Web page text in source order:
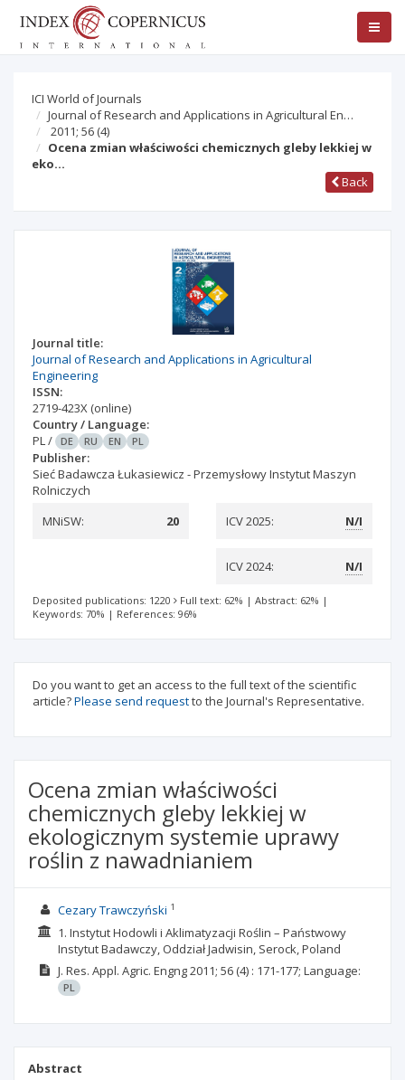
ICI World of Journals
Journal of Research and Applications in Agricultural En…
2011; 56 (4)
Ocena zmian właściwości chemicznych gleby lekkiej w
eko…
Back
Journal title:
Journal of Research and Applications in Agricultural
Engineering
ISSN:
2719-423X (online)
Country / Language:
PL/ DE RU EN PL
Publisher:
Sieć Badawcza Łukasiewicz - Przemysłowy Instytut Maszyn
Rolniczych
MNiSW:
20 ICV 2025: N/I
ICV 2024: N/I
Deposited publications: 1220 Full text: 62% | Abstract: 62% |
Keywords: 70% | References: 96%
Do you want to get an access to the full text of the scientific
article?Please send requestto the Journal's Representative.
Ocena zmian właściwości
chemicznych gleby lekkiej w
ekologicznym systemie uprawy
roślin z nawadnianiem
Cezary Trawczyński 1
1. Instytut Hodowli i Aklimatyzacji Roślin – Państwowy
Instytut Badawczy, Oddział Jadwisin, Serock, Poland
J. Res. Appl. Agric. Engng2011; 56(4) : 171-177; Language:
PL
Abstract